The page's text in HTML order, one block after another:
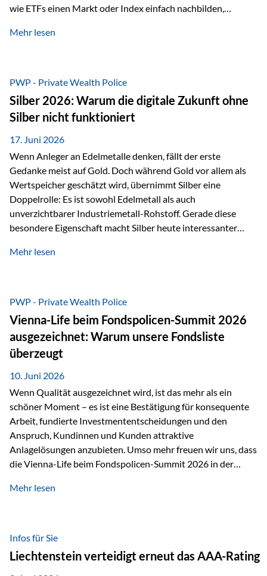
wie ETFs einen Markt oder Index einfach nachbilden,
setzen auf die Expertise erfahrener Fondsmanager, die
Veränderungen geprägt ist, kann diese aktive
Herangehensweise einen entscheidenden Mehrwert bieten.
Was zeichnet aktive Fonds aus? Aktive Fonds verfolgen das
Ziel, nicht nur einen Markt abzubilden, sondern gezielt
Anlageentscheidungen zu treffen. Fondsmanager
analysieren Unternehmen,…
Mehr lesen
PWP - Private Wealth Police
Silber 2026: Warum die digitale Zukunft ohne
Silber nicht funktioniert
17. Juni 2026
Wenn Anleger an Edelmetalle denken, fällt der erste
Gedanke meist auf Gold. Doch während Gold vor allem als
Wertspeicher geschätzt wird, übernimmt Silber eine
Doppelrolle: Es ist sowohl Edelmetall als auch
unverzichtbarer Industriemetall-Rohstoff. Gerade diese
besondere Eigenschaft macht Silber heute interessanter
elektrischer – und genau dort spielt Silber eine
Leitfähigkeit aller Metalle. Diese Eigenschaft macht es für
zahlreiche Zukunftstechnologien praktisch unverzichtbar.
Silber findet sich unter anderem in: Solarmodulen
Elektrofahrzeugen Halbleitern Smartphones und Tablets…
Mehr lesen
PWP - Private Wealth Police
Vienna-Life beim Fondspolicen-Summit 2026
ausgezeichnet: Warum unsere Fondsliste
überzeugt
10. Juni 2026
Wenn Qualität ausgezeichnet wird, ist das mehr als ein
schöner Moment – es ist eine Bestätigung für konsequente
Arbeit, fundierte Investmententscheidungen und den
Anspruch, Kundinnen und Kunden attraktive
Anlagelösungen anzubieten. Umso mehr freuen wir uns, dass
die Vienna-Life beim Fondspolicen-Summit 2026 in der
dieser Ehrung ist der renommierte Fondspolicenreport der
analysiert und verglichen wurden. Das Ergebnis: Die ETF-
Auswahl der Vienna-Life zählt zu den drei besten Angeboten
am Markt. Für uns ist diese Auszeichnung eine Bestätigung
Mehr lesen
Infos für Sie
Liechtenstein verteidigt erneut das AAA-Rating